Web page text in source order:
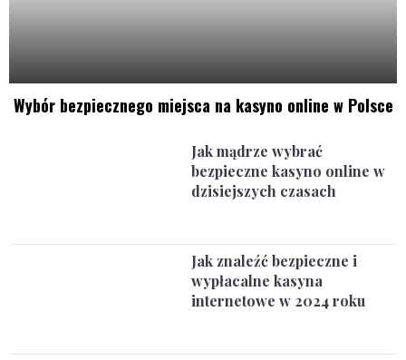
Wybór bezpiecznego miejsca na kasyno online w Polsce
Jak mądrze wybrać
bezpieczne kasyno online w
dzisiejszych czasach
Jak znaleźć bezpieczne i
wypłacalne kasyna
internetowe w 2024 roku